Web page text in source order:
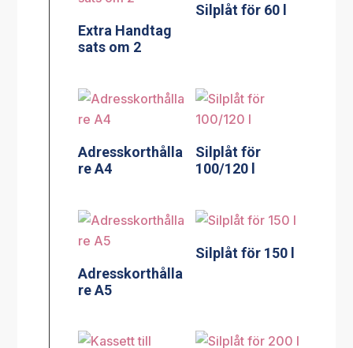
Extra Handtag
sats om 2
Silplåt för 60 l
Adresskorthålla
re A4
Silplåt för
100/120 l
Adresskorthålla
re A5
Silplåt för 150 l